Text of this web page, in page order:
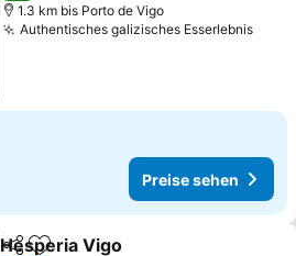
1.3 km bis Porto de Vigo
Authentisches galizisches Esserlebnis
Preise sehen
Hesperia Vigo